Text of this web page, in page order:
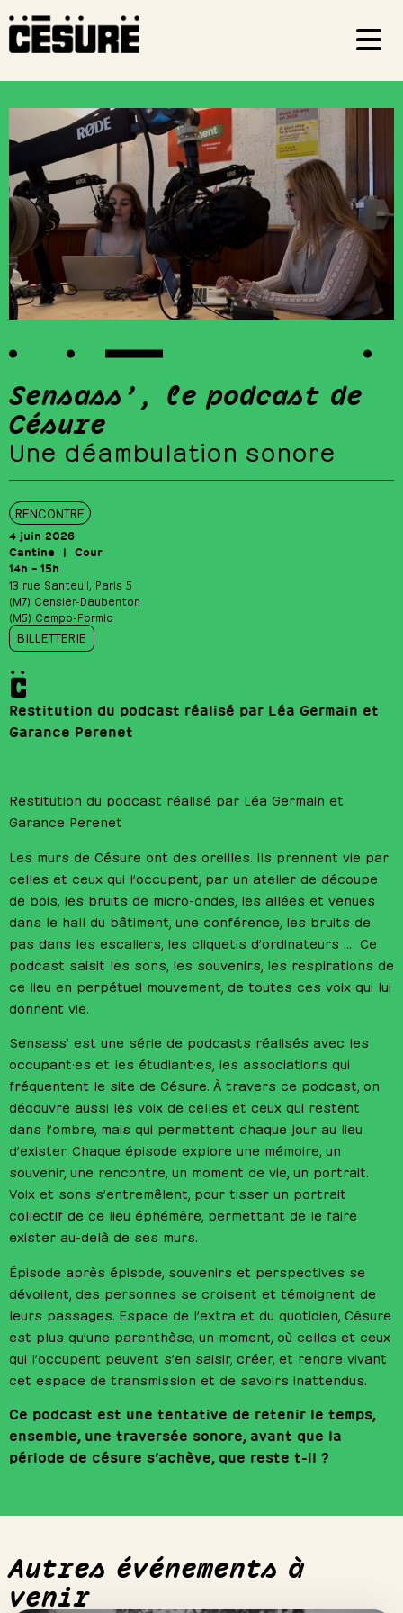
Sensass’, le podcast de
Césure
Une déambulation sonore
RENCONTRE
4 juin 2026
Cantine
Cour
14h – 15h
13 rue Santeuil, Paris 5
(M7) Censier-Daubenton
(M5) Campo-Formio
BILLETTERIE
Restitution du podcast réalisé par Léa Germain et
Garance Perenet
Restitution du podcast réalisé par Léa Germain et
Garance Perenet
Les murs de Césure ont des oreilles. Ils prennent vie par
celles et ceux qui l’occupent, par un atelier de découpe
de bois, les bruits de micro-ondes, les allées et venues
dans le hall du bâtiment, une conférence, les bruits de
pas dans les escaliers, les cliquetis d’ordinateurs … Ce
podcast saisit les sons, les souvenirs, les respirations de
ce lieu en perpétuel mouvement, de toutes ces voix qui lui
donnent vie.
Sensass’ est une série de podcasts réalisés avec les
occupant·es et les étudiant·es, les associations qui
fréquentent le site de Césure. À travers ce podcast, on
découvre aussi les voix de celles et ceux qui restent
dans l’ombre, mais qui permettent chaque jour au lieu
d’exister. Chaque épisode explore une mémoire, un
souvenir, une rencontre, un moment de vie, un portrait.
Voix et sons s’entremêlent, pour tisser un portrait
collectif de ce lieu éphémère, permettant de le faire
exister au-delà de ses murs.
Épisode après épisode, souvenirs et perspectives se
dévoilent, des personnes se croisent et témoignent de
leurs passages. Espace de l’extra et du quotidien, Césure
est plus qu’une parenthèse, un moment, où celles et ceux
qui l’occupent peuvent s’en saisir, créer, et rendre vivant
cet espace de transmission et de savoirs inattendus.
Ce podcast est une tentative de retenir le temps,
ensemble, une traversée sonore, avant que la
période de césure s’achève, que reste t-il ?
Autres événements à
venir